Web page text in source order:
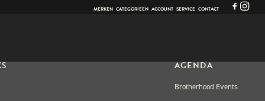
MERKEN CATEGORIEËN ACCOUNT SERVICE CONTACT
AGENDA
Brotherhood Events